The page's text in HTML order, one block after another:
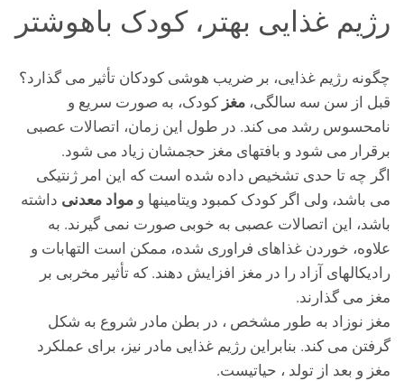
رژیم غذایی بهتر، کودک باهوشتر
چگونه رژیم غذایی، بر ضریب هوشی کودکان تأثیر می گذارد؟
قبل از سن سه سالگی، مغز کودک، به صورت سریع و
نامحسوس رشد می کند. در طول این زمان، اتصالات عصبی
برقرار می شود و بافتهای مغز حجمشان زیاد می شود.
اگر چه تا حدی تشخیص داده شده است که این امر ژنتیکی
می باشد، ولی اگر کودک کمبود ویتامینها و مواد معدنی داشته
باشد، این اتصالات عصبی به خوبی صورت نمی گیرند. به
علاوه، خوردن غذاهای فراوری شده، ممکن است التهابات و
رادیکالهای آزاد را در مغز افزایش دهند. که تأثیر مخربی بر
مغز می گذارند.
مغز نوزاد به طور مشخص ، در بطن مادر شروع به شکل
گرفتن می کند. بنابراین رژیم غذایی مادر نیز، برای عملکرد
مغز و بعد از تولد ، حیاتیست.